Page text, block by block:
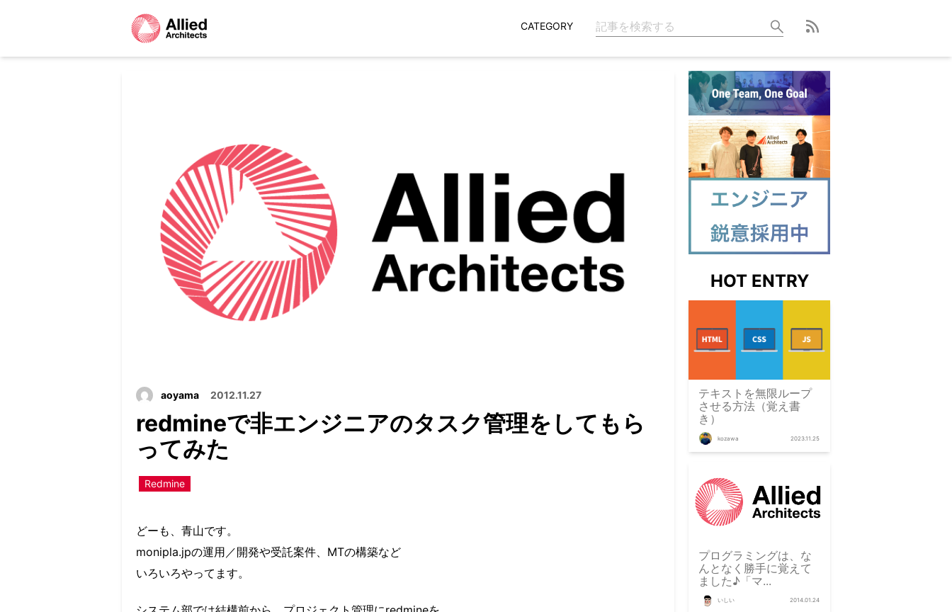
CATEGORY
aoyama 2012.11.27
redmineで非エンジニアのタスク管理をしてもら
ってみた
Redmine
どーも、青山です。
monipla.jpの運用／開発や受託案件、MTの構築など
いろいろやってます。
HOT ENTRY
テキストを無限ループ
させる方法（覚え書
き）
kozawa 2023.11.25
プログラミングは、な
んとなく勝手に覚えて
ました♪「マ...
いしい 2014.01.24